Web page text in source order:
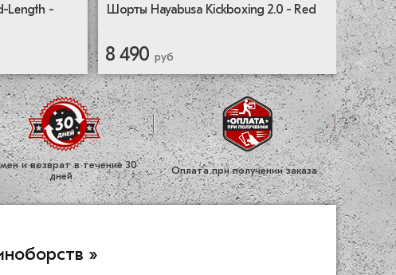
Length -
Шорты Hayabusa Kickboxing 2.0 - Red
8 490 руб
и возврат в течение 30
дней
Оплата при получении заказа
»